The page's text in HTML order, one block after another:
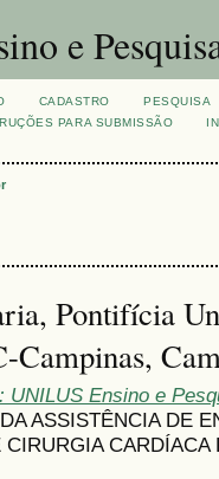
e
CADASTRO
PESQUISA
PARA SUBMISSÃO
Pontifícia
Campinas,
UNILUS Ensino e
ASSISTÊNCIA DE
CARDÍACA